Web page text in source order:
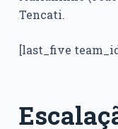
Tencati.
[last_five